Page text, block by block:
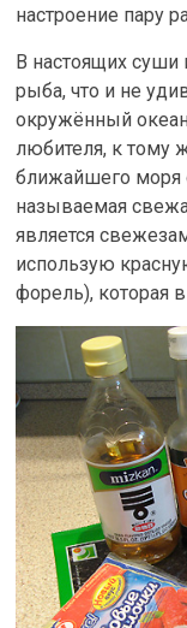
настроение пару
В настоящих суши
рыба, что и не
окружённый
любителя, к тому
ближайшего моря
называемая
является
использую
форель), которая